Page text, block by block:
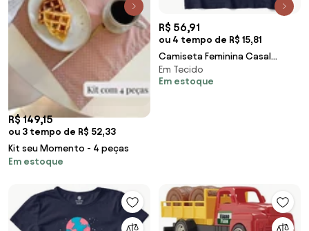
R$ 149,15
ou 3 tempo de R$ 52,33
Kit seu Momento - 4 peças
Em estoque
R$ 56,91
ou 4 tempo de R$ 15,81
Camiseta Feminina Casal
Astronauta na Lua - Azul
Marinho - P
Em Tecido
Em estoque